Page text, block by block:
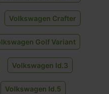
Volkswagen Crafter
Golf Variant
Volkswagen Id.3
Volkswagen Id.5